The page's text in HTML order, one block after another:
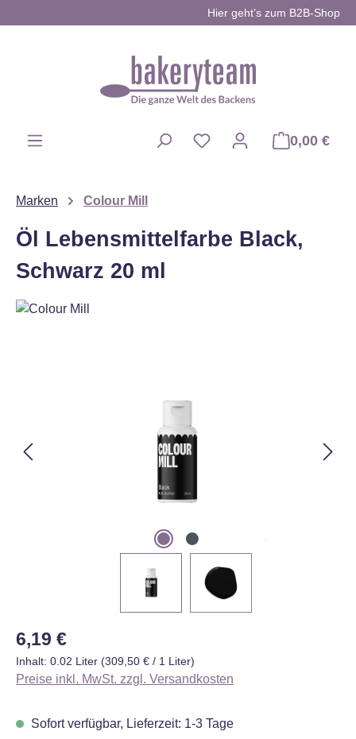
Hier geht’s zum B2B-Shop
0,00 €
Marken Colour Mill
Öl Lebensmittelfarbe Black,
Schwarz 20 ml
Regulärer Preis:
6,19 €
Inhalt: 0.02 Liter (309,50 € / 1 Liter)
Preise inkl. MwSt. zzgl. Versandkosten
Sofort verfügbar, Lieferzeit: 1-3 Tage